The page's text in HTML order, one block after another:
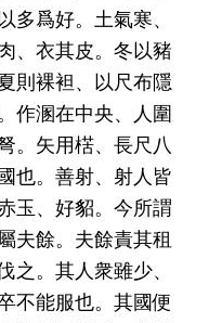
多爲好。土氣寒、
、衣其皮。冬以豬
則裸袒、以尺布隱
作溷在中央、人圍
。矢用楛、長尺八
也。善射、射人皆
玉、好貂。今所謂
夫餘。夫餘責其租
之。其人衆雖少、
不能服也。其國便